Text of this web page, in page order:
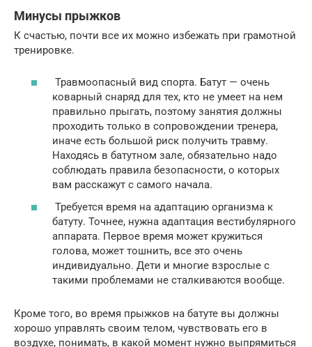
Минусы прыжков
К счастью, почти все их можно избежать при грамотной
тренировке.
Травмоопасный вид спорта. Батут — очень
коварный снаряд для тех, кто не умеет на нем
правильно прыгать, поэтому занятия должны
проходить только в сопровождении тренера,
иначе есть большой риск получить травму.
Находясь в батутном зале, обязательно надо
соблюдать правила безопасности, о которых
вам расскажут с самого начала.
Требуется время на адаптацию организма к
батуту. Точнее, нужна адаптация вестибулярного
аппарата. Первое время может кружиться
голова, может тошнить, все это очень
индивидуально. Дети и многие взрослые с
такими проблемами не сталкиваются вообще.
Кроме того, во время прыжков на батуте вы должны
хорошо управлять своим телом, чувствовать его в
воздухе, понимать, в какой момент нужно выпрямиться